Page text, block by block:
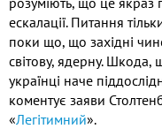
ескалації. Питання
поки що, що західні
світову, ядерну. Шкода,
українці наче
коментує заяви
«Легітимний».